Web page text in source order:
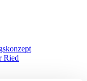
Ried